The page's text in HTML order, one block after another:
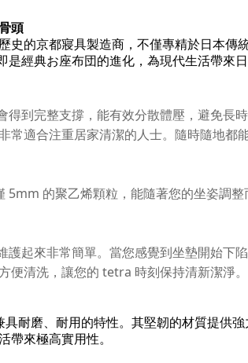
頭
史的京都寢具製造商，不僅專精於日本
是經典お座布団的進化，為現代生活帶來
到完整支撐，能有效分散體壓，避免長
常適合注重居家清潔的人士。隨時隨地都
的聚乙烯顆粒，能隨著您的坐姿調
起來非常簡單。當您感覺到坐墊開始下
便清洗，讓您的 tetra 時刻保持清新潔淨。
具耐磨、耐用的特性。其堅韌的材質提供
帶來極高實用性。